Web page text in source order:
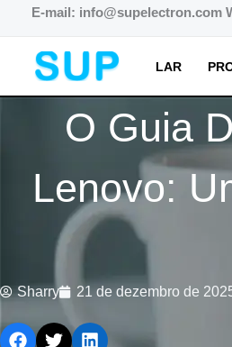
E-mail: info@supelectron.com
LAR
O Guia
Lenovo:
Sharry 21 de dezembro de